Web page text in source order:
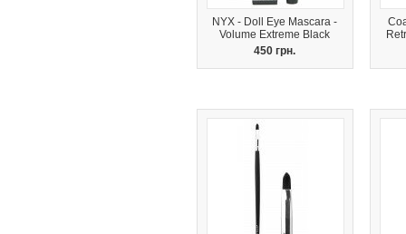
NYX - Doll Eye Mascara -
Volume Extreme Black
450 грн.